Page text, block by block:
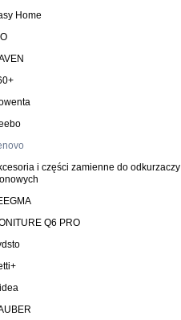
Home
i części zamienne do odkurzaczy
Q6 PRO